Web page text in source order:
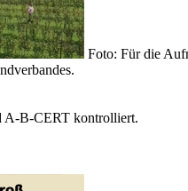
Foto: Für die
A-B-CERT kontrolliert.